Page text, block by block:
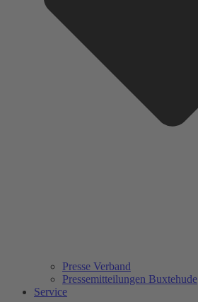
Presse Verband
Pressemitteilungen Buxtehude
Service